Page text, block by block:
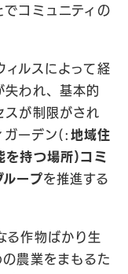
でコミュニティの
ルスによって経
失われ、基本的
スが制限がされ
ガーデン(: 地域住
を持つ場所)コミ
ループを推進する
る作物ばかり生
農業をまもるた